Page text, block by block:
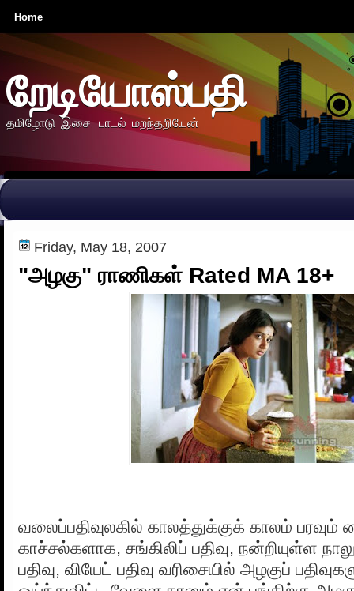
Home
றேடியோஸ்பதி
தமிழோடு இசை, பாடல் மறந்தறியேன்
Friday, May 18, 2007
"அழகு" ராணிகள் Rated MA 18+
வலைப்பதிவுலகில் காலத்துக்குக் காலம்
காச்சல்களாக, சங்கிலிப் பதிவு, நன்றியுள்ள
பதிவு, வியேட் பதிவு வரிசையில் அழகுப்